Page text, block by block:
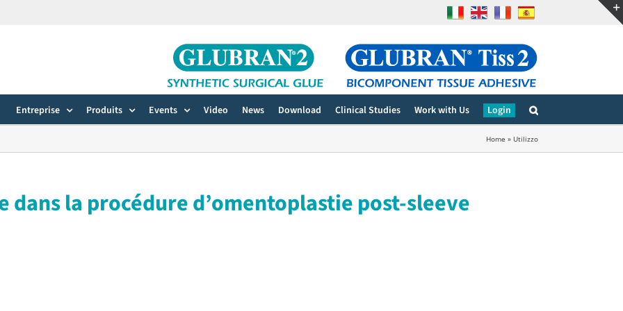
Entreprise Produits Events Video News Download Clinical Studies Work with Us Login
Home » Utilizzo
dans la procédure d’omentoplastie post-sleeve